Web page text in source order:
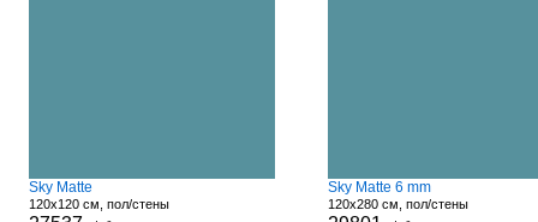
Sky Matte
120x120 см, пол/стены
Sky Matte 6 mm
120x280 см, пол/стены